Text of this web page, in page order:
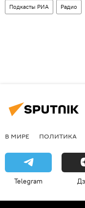
Подкасты РИА Радио
В МИРЕ ПОЛИТИКА
Telegram